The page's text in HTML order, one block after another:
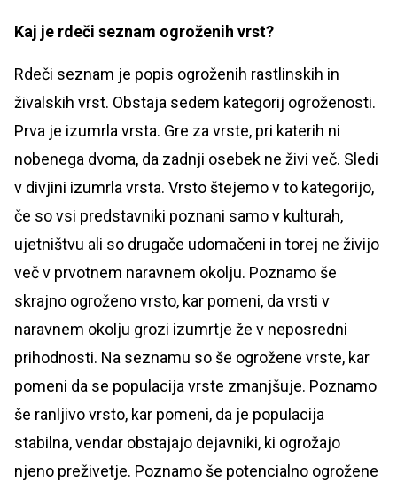
Kaj je rdeči seznam ogroženih vrst?
Rdeči seznam je popis ogroženih rastlinskih in
živalskih vrst. Obstaja sedem kategorij ogroženosti.
Prva je izumrla vrsta. Gre za vrste, pri katerih ni
nobenega dvoma, da zadnji osebek ne živi več. Sledi
v divjini izumrla vrsta. Vrsto štejemo v to kategorijo,
če so vsi predstavniki poznani samo v kulturah,
ujetništvu ali so drugače udomačeni in torej ne živijo
več v prvotnem naravnem okolju. Poznamo še
skrajno ogroženo vrsto, kar pomeni, da vrsti v
naravnem okolju grozi izumrtje že v neposredni
prihodnosti. Na seznamu so še ogrožene vrste, kar
pomeni da se populacija vrste zmanjšuje. Poznamo
še ranljivo vrsto, kar pomeni, da je populacija
stabilna, vendar obstajajo dejavniki, ki ogrožajo
njeno preživetje. Poznamo še potencialno ogrožene